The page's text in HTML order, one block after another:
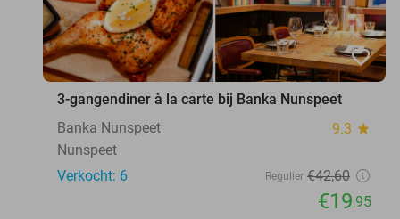
favorite_border
3-gangendiner à la carte bij Banka Nunspeet
Banka Nunspeet
9.3 star
Nunspeet
Verkocht: 6
Regulier €42,60
€19,95